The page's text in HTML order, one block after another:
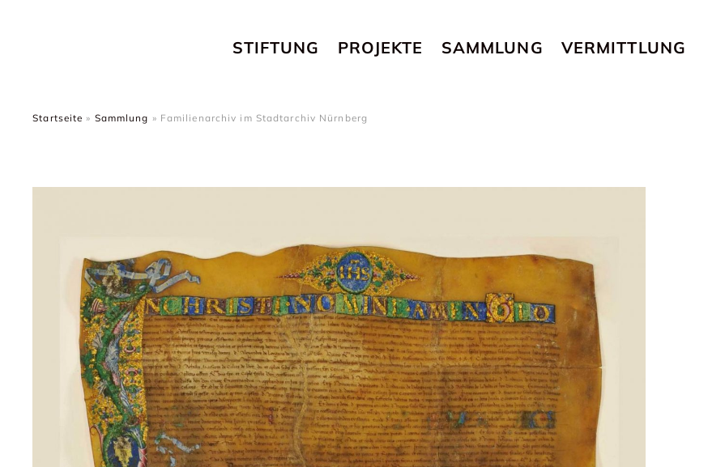
STIFTUNG PROJEKTE SAMMLUNG VERMITTLUNG
Startseite » Sammlung » Familienarchiv im Stadtarchiv Nürnberg